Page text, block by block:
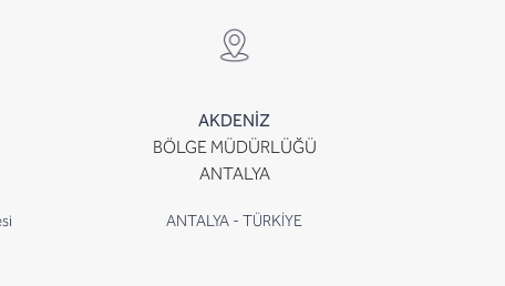
AKDENİZ
BÖLGE MÜDÜRLÜĞÜ
ANTALYA
ANTALYA - TÜRKİYE